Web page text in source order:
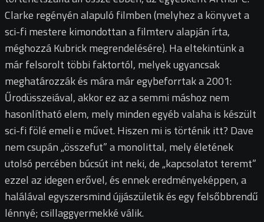
Clarke regényén alapuló filmben (melyhez a könyvet a
sci-fi mestere kimondottan a filmterv alapján írta,
méghozzá Kubrick megrendelésére). Ha eltekintünk a
már felsorolt többi faktortól, melyek ugyancsak
meghatározzák és mára már egybeforrtak a 2001:
Űrodüsszeiával, akkor ez az a semmi máshoz nem
hasonlítható elem, mely minden egyéb valaha is készült
sci-fi fölé emeli e művet. Hiszen mi is történik itt? Dave
nem csupán „összefut” a monolittal, mely életének
utolsó percében búcsút int neki, de „kapcsolatot teremt”
ezzel az idegen erővel, és ennek eredményeképpen, a
halálával egyszersmind újjászületik és egy felsőbbrendű
lénnyé; csillaggyermekké válik.